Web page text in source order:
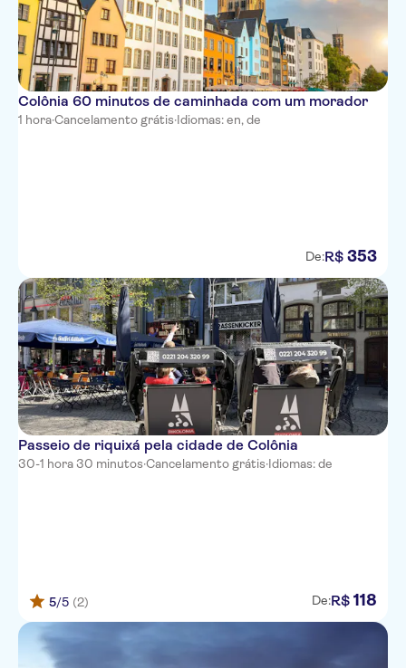
Colônia 60 minutos de caminhada com um morador
1 hora·Cancelamento grátis·Idiomas: en, de
De:R$ 353
Passeio de riquixá pela cidade de Colônia
30-1 hora 30 minutos·Cancelamento grátis·Idiomas: de
5/5 (2) De:R$ 118